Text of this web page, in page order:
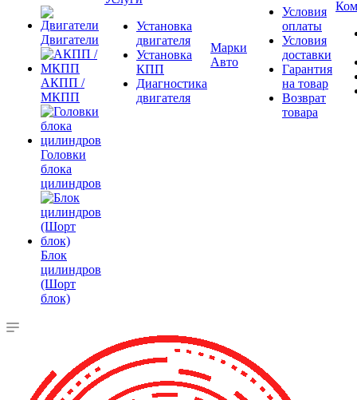
Двигатели
АКПП /
МКПП
Головки
блока
цилиндров
Блок
цилиндров
(Шорт
блок)
Установка
двигателя
Установка
КПП
Диагностика
двигателя
Марки
Авто
Условия
оплаты
Условия
доставки
Гарантия
на товар
Возврат
товара